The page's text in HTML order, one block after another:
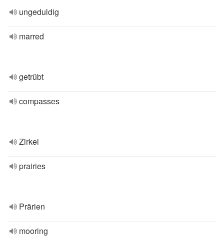
ungeduldig
marred
getrübt
compasses
Zirkel
prairies
Prärien
mooring